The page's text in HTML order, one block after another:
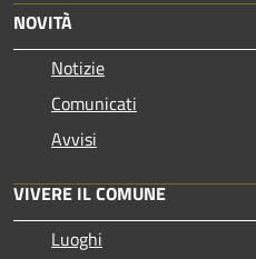
NOVITÀ
Notizie
Comunicati
Avvisi
VIVERE IL COMUNE
Luoghi